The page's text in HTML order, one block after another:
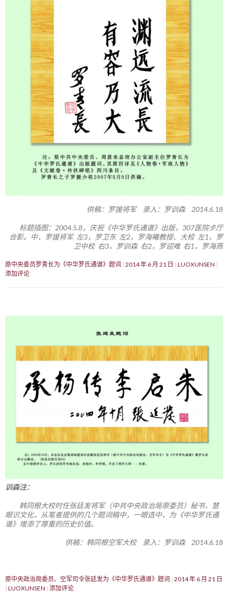
供稿：罗援将军 录入：罗训森 2014.6.18
标题插图：2004.5.8，庆祝《中华罗氏通谱》出版，307医院歺厅
合影。中，罗援将军 左3，罗卫东 左2，罗海曦教授、大校 左1，罗
卫中校 右3，罗训森 右2，罗迎难 右1，罗海燕
原中央委员罗青长为《中华罗氏通谱》题词 2014 年 6 月 21 日
LUOXUNSEN
添加评论
训森注：
韩同根大校时任张廷发将军（中共中央政治局原委员）秘书，慧
眼识文化，从笔者提供的几个题词稿中，一眼选中，为《中华罗氏通
谱》增添了厚重的历史价值。
供稿：韩同根空军大校 录入：罗训森 2014.6.18
原中央政治局委员、空军司令张廷发为《中华罗氏通谱》题词 2014 年 6 月 21 日
LUOXUNSEN 添加评论